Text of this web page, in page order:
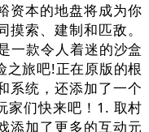
本的地盘将成为你
索、建制和匹敌。
一款令人着迷的沙盒
之旅吧!正在原版的根
系统，还添加了一个
家们快来吧！1. 取村
添加了更多的互动元